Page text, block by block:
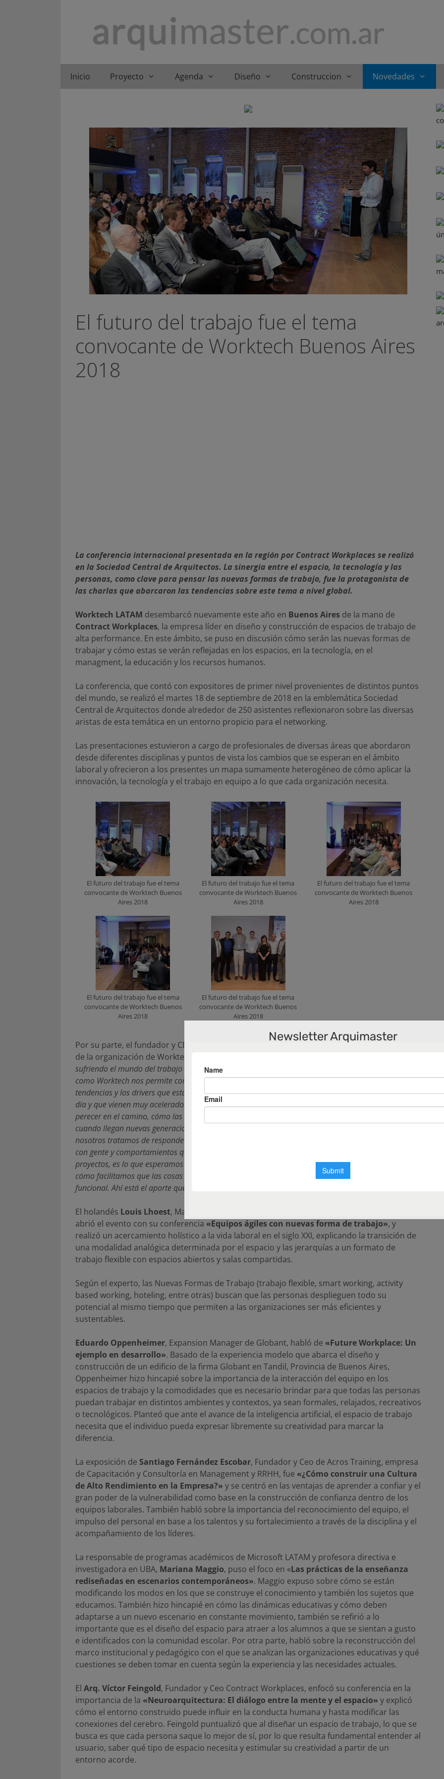
Inicio Proyecto Agenda Diseño Construccion Novedades
El futuro del trabajo fue el tema
convocante de Worktech Buenos Aires
2018
La conferencia internacional presentada en la región por Contract Workplaces se realizó
en la Sociedad Central de Arquitectos. La sinergia entre el espacio, la tecnología y las
personas, como clave para pensar las nuevas formas de trabajo, fue la protagonista de
las charlas que abarcaron las tendencias sobre este tema a nivel global.
Worktech LATAM desembarcó nuevamente este año en Buenos Aires de la mano de
Contract Workplaces, la empresa líder en diseño y construcción de espacios de trabajo de
alta performance. En este ámbito, se puso en discusión cómo serán las nuevas formas de
trabajar y cómo estas se verán reflejadas en los espacios, en la tecnología, en el
managment, la educación y los recursos humanos.
La conferencia, que contó con expositores de primer nivel provenientes de distintos puntos
del mundo, se realizó el martes 18 de septiembre de 2018 en la emblemática Sociedad
Central de Arquitectos donde alrededor de 250 asistentes reflexionaron sobre las diversas
aristas de esta temática en un entorno propicio para el networking.
Las presentaciones estuvieron a cargo de profesionales de diversas áreas que abordaron
desde diferentes disciplinas y puntos de vista los cambios que se esperan en el ámbito
laboral y ofrecieron a los presentes un mapa sumamente heterogéneo de cómo aplicar la
innovación, la tecnología y el trabajo en equipo a lo que cada organización necesita.
El futuro del trabajo fue el tema
convocante de Worktech Buenos
Aires 2018
El futuro del trabajo fue el tema
convocante de Worktech Buenos
Aires 2018
El futuro del trabajo fue el tema
convocante de Worktech Buenos
Aires 2018
El futuro del trabajo fue el tema
convocante de Worktech Buenos
Aires 2018
El futuro del trabajo fue el tema
convocante de Worktech Buenos
Aires 2018
Por su parte, el fundador y CEO de Contract Workplaces,
, como responsable
de la organización de Worktech LATAM, indicó que
sufriendo el mundo del trabajo nos requiere estar más actualizados, por lo tanto, traer eventos
como Worktech nos permite compartir no sólo con nuestro equipo sino con el mercado, las
tendencias y los drivers que están gatillando todos los cambios que están impactando en el día a
día y que vienen muy acelerados. Cómo hacer para adaptarnos a este cambio positivamente y no
perecer en el camino, cómo las organizaciones deben entender la disrupción de la tecnología
cuando llegan nuevas generaciones al mundo del trabajo, cómo manejarse, son interrogantes que
nosotros tratamos de responder desde nuestro lugar y que, en definitiva, tiene mucho más que ver
con gente y comportamientos que con diseño y arquitectura. Es de lo que se alimentan nuestros
proyectos, es lo que esperamos de la gente, lo que queremos que suceda en los espacios laborales y
cómo facilitamos que las cosas pasen dentro de las oficinas. Eso excede el tema de lo estético o lo
funcional. Ahí está el aporte que podemos hacer desde Contract Workplaces»
El holandés Louis Lhoest, Managing Partner Veldhoen + Company International, fue quien
abrió el evento con su conferencia «Equipos ágiles con nuevas forma de trabajo», y
realizó un acercamiento holístico a la vida laboral en el siglo XXI, explicando la transición de
una modalidad analógica determinada por el espacio y las jerarquías a un formato de
trabajo flexible con espacios abiertos y salas compartidas.
Según el experto, las Nuevas Formas de Trabajo (trabajo flexible, smart working, activity
based working, hoteling, entre otras) buscan que las personas desplieguen todo su
potencial al mismo tiempo que permiten a las organizaciones ser más eficientes y
sustentables.
Eduardo Oppenheimer, Expansion Manager de Globant, habló de «Future Workplace: Un
ejemplo en desarrollo». Basado de la experiencia modelo que abarca el diseño y
construcción de un edificio de la firma Globant en Tandil, Provincia de Buenos Aires,
Oppenheimer hizo hincapié sobre la importancia de la interacción del equipo en los
espacios de trabajo y la comodidades que es necesario brindar para que todas las personas
puedan trabajar en distintos ambientes y contextos, ya sean formales, relajados, recreativos
o tecnológicos. Planteó que ante el avance de la inteligencia artificial, el espacio de trabajo
necesita que el individuo pueda expresar libremente su creatividad para marcar la
diferencia.
La exposición de Santiago Fernández Escobar, Fundador y Ceo de Acros Training, empresa
de Capacitación y Consultoría en Management y RRHH, fue «¿Cómo construir una Cultura
de Alto Rendimiento en la Empresa?» y se centró en las ventajas de aprender a confiar y el
gran poder de la vulnerabilidad como base en la construcción de confianza dentro de los
equipos laborales. También habló sobre la importancia del reconocimiento del equipo, el
impulso del personal en base a los talentos y su fortalecimiento a través de la disciplina y el
acompañamiento de los líderes.
La responsable de programas académicos de Microsoft LATAM y profesora directiva e
investigadora en UBA, Mariana Maggio, puso el foco en «Las prácticas de la enseñanza
rediseñadas en escenarios contemporáneos». Maggio expuso sobre cómo se están
modificando los modos en los que se construye el conocimiento y también los sujetos que
educamos. También hizo hincapié en cómo las dinámicas educativas y cómo deben
adaptarse a un nuevo escenario en constante movimiento, también se refirió a lo
importante que es el diseño del espacio para atraer a los alumnos a que se sientan a gusto
e identificados con la comunidad escolar. Por otra parte, habló sobre la reconstrucción del
marco institucional y pedagógico con el que se analizan las organizaciones educativas y qué
cuestiones se deben tomar en cuenta según la experiencia y las necesidades actuales.
El Arq. Víctor Feingold, Fundador y Ceo Contract Workplaces, enfocó su conferencia en la
importancia de la «Neuroarquitectura: El diálogo entre la mente y el espacio» y explicó
cómo el entorno construido puede influir en la conducta humana y hasta modificar las
conexiones del cerebro. Feingold puntualizó que al diseñar un espacio de trabajo, lo que se
busca es que cada persona saque lo mejor de sí, por lo que resulta fundamental entender al
usuario, saber qué tipo de espacio necesita y estimular su creatividad a partir de un
entorno acorde.
Newsletter Arquimaster